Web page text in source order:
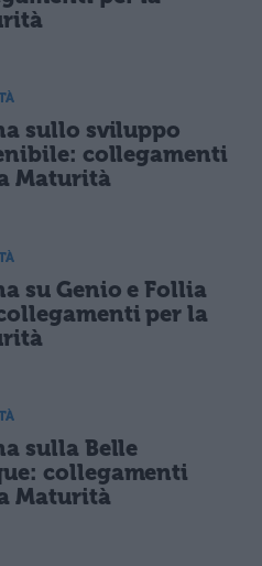
sullo sviluppo
collegamenti
Maturità
su Genio e Follia
per la
sulla Belle
collegamenti
Maturità